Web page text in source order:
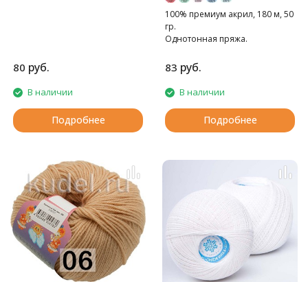
80 руб.
В наличии
Подробнее
100% премиум акрил, 180 м, 50
гр.
Однотонная пряжа.
вязания детских изделий.
83 руб.
В наличии
Подробнее